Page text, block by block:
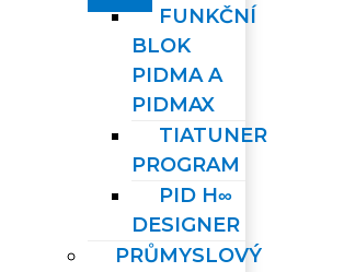
FUNKČNÍ
BLOK
PIDMA A
PIDMAX
TIATUNER
PROGRAM
PID H∞
DESIGNER
PRŮMYSLOVÝ